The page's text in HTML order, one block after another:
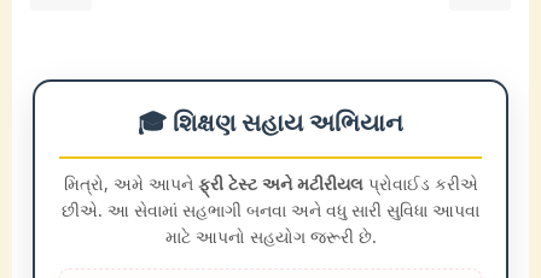
🎓 શિક્ષણ સહાય અભિયાન
મિત્રો, અમે આપને ફ્રી ટેસ્ટ અને મટીરીયલપ્રોવાઈડ કરીએ
છીએ. આ સેવામાં સહભાગી બનવા અને વધુ સારી સુવિધા આપવા
માટે આપનો સહયોગ જરૂરી છે.